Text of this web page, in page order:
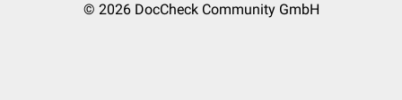
© 2026 DocCheck Community GmbH